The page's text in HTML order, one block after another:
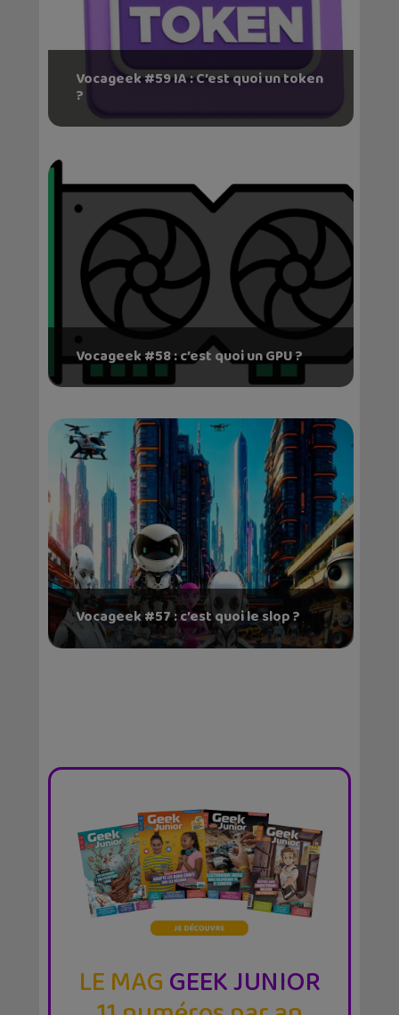
Vocageek #59 IA : C’est quoi un token
?
Vocageek #58 : c’est quoi un GPU ?
Vocageek #57 : c’est quoi le slop ?
LE MAGGEEK JUNIOR